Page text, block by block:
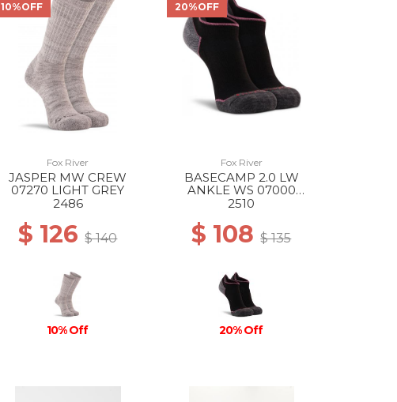
10%OFF
Fox River
JASPER MW CREW
07270 LIGHT GREY
2486
$ 126$ 140
10% Off
20%OFF
Fox River
BASECAMP 2.0 LW
ANKLE WS 07000
BLACK
2510
$ 108$ 135
20% Off